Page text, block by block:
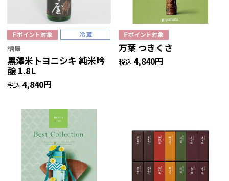
綿屋
黒澤米トヨニシキ 純米吟
醸 1.8L
税込 4,840円
万葉 つきくさ
税込 4,840円